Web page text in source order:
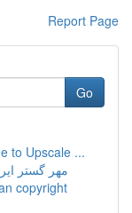
Report Page
Go
to Upscale ...
مهر گستر
copyright